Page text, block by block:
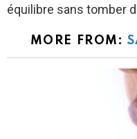
équilibre sans tomber
MORE FROM: